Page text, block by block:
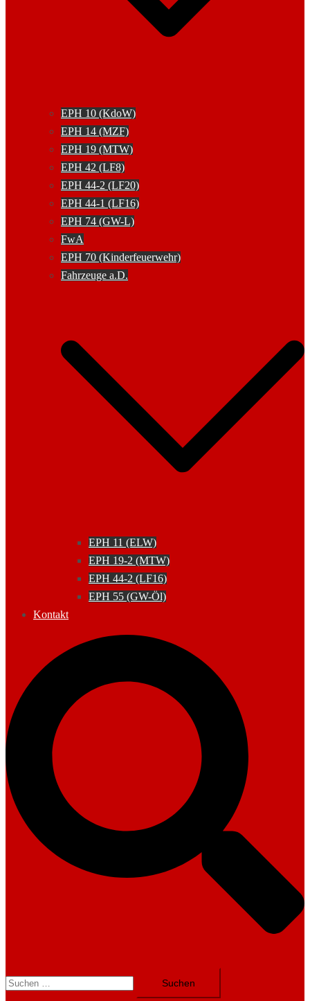
EPH 10 (KdoW)
EPH 14 (MZF)
EPH 19 (MTW)
EPH 42 (LF8)
EPH 44-2 (LF20)
EPH 44-1 (LF16)
EPH 74 (GW-L)
FwA
EPH 70 (Kinderfeuerwehr)
Fahrzeuge a.D.
EPH 11 (ELW)
EPH 19-2 (MTW)
EPH 44-2 (LF16)
EPH 55 (GW-Öl)
Kontakt
Suchen
nach: